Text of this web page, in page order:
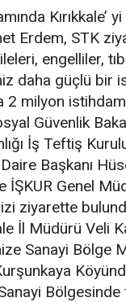
Kırıkkale’
Erdem, STK
engelliler,
daha güçlü bir
2 milyon
Güvenlik
İş Teftiş
Başkanı
Genel
ziyarette
İl Müdürü Veli
Sanayi
Bölgesinde